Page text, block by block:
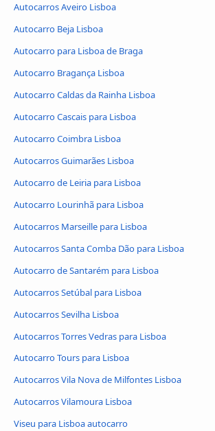
Autocarros Aveiro Lisboa
Autocarro Beja Lisboa
Autocarro para Lisboa de Braga
Autocarro Bragança Lisboa
Autocarro Caldas da Rainha Lisboa
Autocarro Cascais para Lisboa
Autocarro Coimbra Lisboa
Autocarros Guimarães Lisboa
Autocarro de Leiria para Lisboa
Autocarro Lourinhã para Lisboa
Autocarros Marseille para Lisboa
Autocarros Santa Comba Dão para Lisboa
Autocarro de Santarém para Lisboa
Autocarros Setúbal para Lisboa
Autocarros Sevilha Lisboa
Autocarros Torres Vedras para Lisboa
Autocarro Tours para Lisboa
Autocarros Vila Nova de Milfontes Lisboa
Autocarros Vilamoura Lisboa
Viseu para Lisboa autocarro